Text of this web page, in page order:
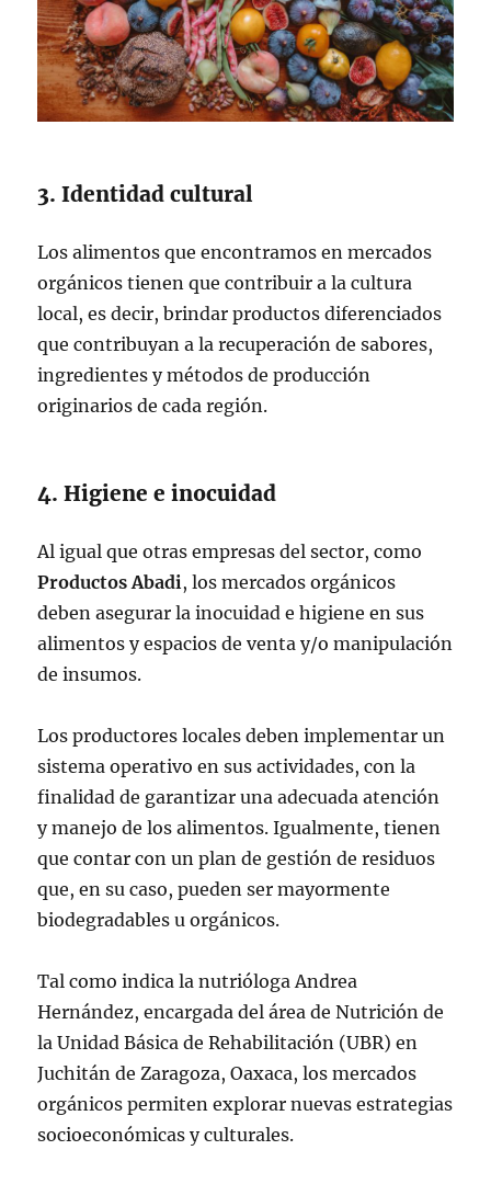
3. Identidad cultural
Los alimentos que encontramos en mercados
orgánicos tienen que contribuir a la cultura
local, es decir, brindar productos diferenciados
que contribuyan a la recuperación de sabores,
ingredientes y métodos de producción
originarios de cada región.
4. Higiene e inocuidad
Al igual que otras empresas del sector, como
Productos Abadi, los mercados orgánicos
deben asegurar la inocuidad e higiene en sus
alimentos y espacios de venta y/o manipulación
de insumos.
Los productores locales deben implementar un
sistema operativo en sus actividades, con la
finalidad de garantizar una adecuada atención
y manejo de los alimentos. Igualmente, tienen
que contar con un plan de gestión de residuos
que, en su caso, pueden ser mayormente
biodegradables u orgánicos.
Tal como indica la nutrióloga Andrea
Hernández, encargada del área de Nutrición de
la Unidad Básica de Rehabilitación (UBR) en
Juchitán de Zaragoza, Oaxaca, los mercados
orgánicos permiten explorar nuevas estrategias
socioeconómicas y culturales.